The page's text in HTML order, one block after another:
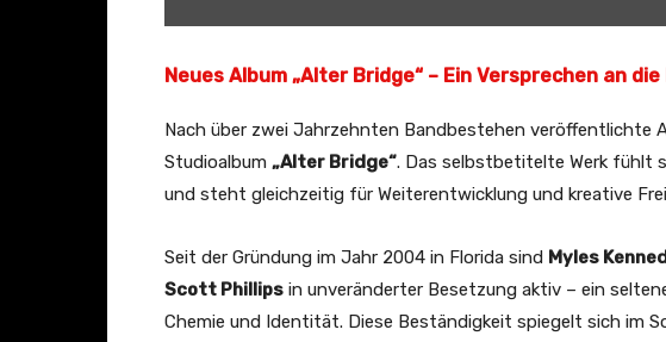
–
o
l
i
a
y
(
Neues Album „Alter Bridge“ – Ein Versprechen an die
Nach über zwei Jahrzehnten Bandbestehen veröffentlichte
Studioalbum „Alter Bridge“. Das selbstbetitelte Werk fühlt
und steht gleichzeitig für Weiterentwicklung und kreative
Seit der Gründung im Jahr 2004 in Florida sind Myles
Scott Phillips in unveränderter Besetzung aktiv – ein
Chemie und Identität. Diese Beständigkeit spiegelt sich im